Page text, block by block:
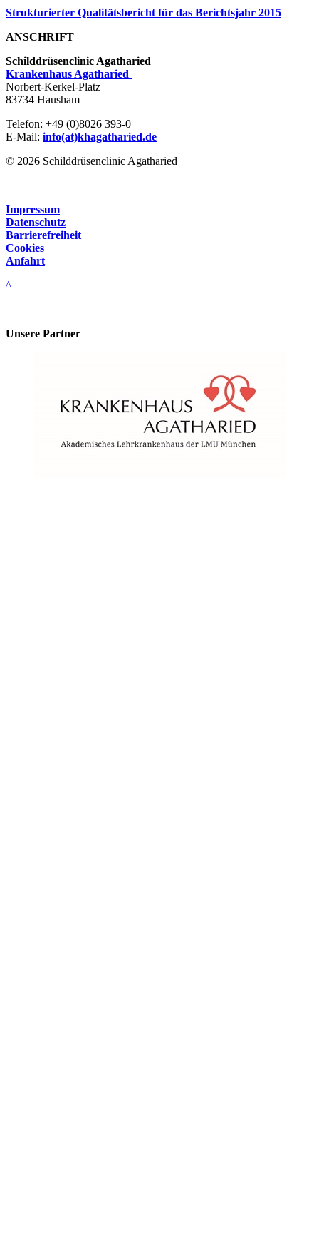
Strukturierter Qualitätsbericht für das Berichtsjahr 2015
ANSCHRIFT
Schilddrüsenclinic Agatharied
Krankenhaus Agatharied
Norbert-Kerkel-Platz
83734 Hausham
Telefon: +49 (0)8026 393-0
E-Mail: info(at)khagatharied.de
© 2026 Schilddrüsenclinic Agatharied
Impressum
Datenschutz
Barrierefreiheit
Cookies
Anfahrt
^
Unsere Partner